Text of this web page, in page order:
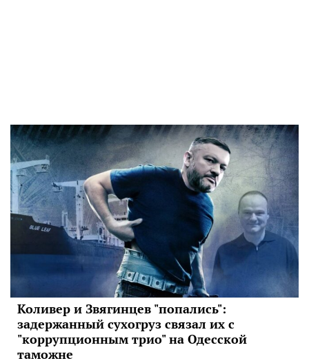
Коливер и Звягинцев "попались":
задержанный сухогруз связал их с
"коррупционным трио" на Одесской
таможне